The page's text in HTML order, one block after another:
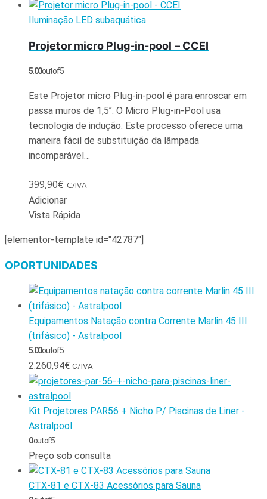
Iluminação LED subaquática
Projetor micro Plug-in-pool – CCEI
5.00out of 5
Este Projetor micro Plug-in-pool é para enroscar em
passa muros de 1,5’’. O Micro Plug-in-Pool usa
tecnologia de indução. Este processo oferece uma
maneira fácil de substituição da lâmpada
incomparável…
399,90€ C/IVA
Adicionar
Vista Rápida
[elementor-template id="42787"]
OPORTUNIDADES
Equipamentos Natação contra Corrente Marlin 45 III
(trifásico) - Astralpool
5.00out of 5
2.260,94€ C/IVA
Kit Projetores PAR56 + Nicho P/ Piscinas de Liner -
Astralpool
0out of 5
Preço sob consulta
CTX-81 e CTX-83 Acessórios para Sauna